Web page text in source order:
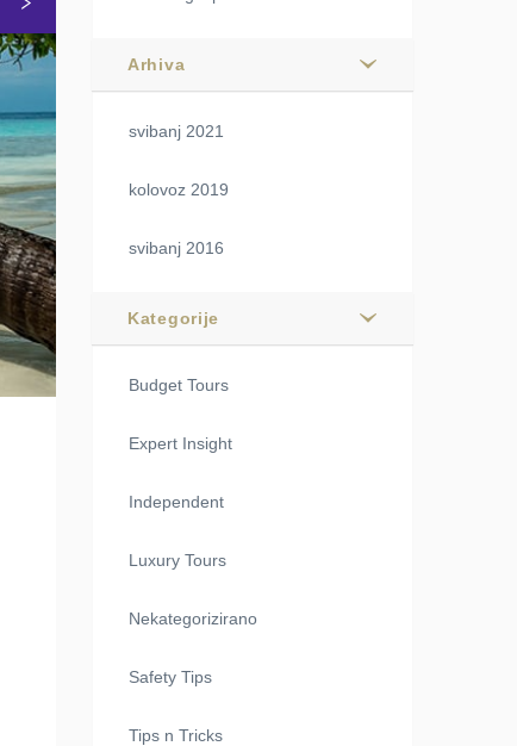
Arhiva
svibanj 2021
kolovoz 2019
svibanj 2016
Kategorije
Budget Tours
Expert Insight
Independent
Luxury Tours
Nekategorizirano
Safety Tips
Tips n Tricks